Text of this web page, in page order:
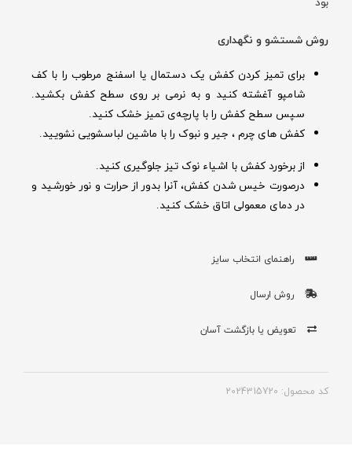
روش شستشو و نگهداری
برای تمیز کردن کفش یک دستمال یا اسفنج مرطوب را با کف
شامپو آغشته کنید و به نرمی بر روی سطح کفش بکشید.
سپس سطح کفش را با پارچه‌ی تمیز خشک کنید.
کفش های چرم ، جیر و نبوک را با ماشین لباسشویی نشویید.
از برخورد کفش با اشیاء نوک تیز جلوگیری کنید.
درصورت خیس شدن کفش‌، آنرا بدور از حرارت و نور خورشید و
در دمای معمولی اتاق خشک کنید.
راهنمای انتخاب سایز
روش ارسال
تعویض یا بازگشت آسان
کد محصول: 2024315720